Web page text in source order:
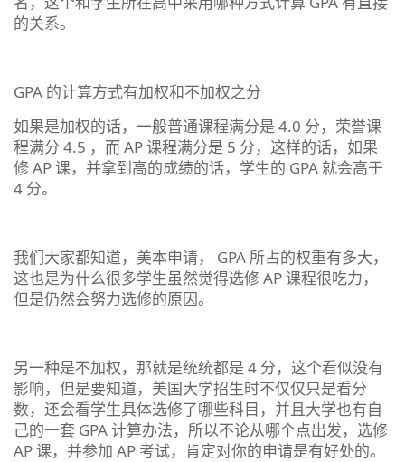
的关系。
GPA 的计算方式有加权和不加权之分
如果是加权的话，一般普通课程满分是 4.0 分，荣誉课
程满分 4.5 ，而 AP 课程满分是 5 分，这样的话，如果
修 AP 课，并拿到高的成绩的话，学生的 GPA 就会高于
4 分。
我们大家都知道，美本申请， GPA 所占的权重有多大，
这也是为什么很多学生虽然觉得选修 AP 课程很吃力，
但是仍然会努力选修的原因。
另一种是不加权，那就是统统都是 4 分，这个看似没有
影响，但是要知道，美国大学招生时不仅仅只是看分
数，还会看学生具体选修了哪些科目，并且大学也有自
己的一套 GPA 计算办法，所以不论从哪个点出发，选修
AP 课，并参加 AP 考试，肯定对你的申请是有好处的。